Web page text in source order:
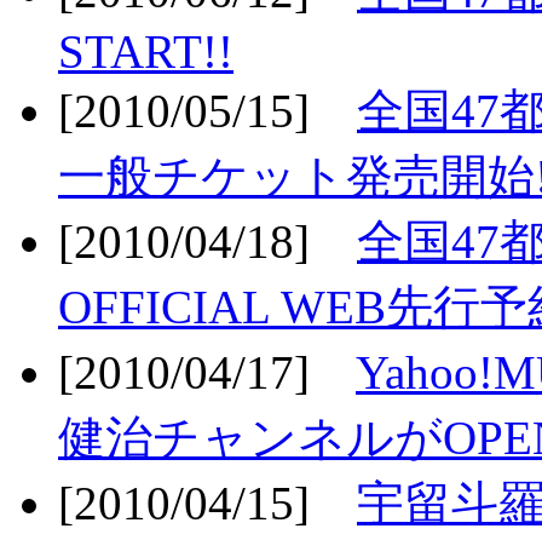
START!!
[2010/05/15] 全国47
一般チケット発売開
[2010/04/18] 全国47
OFFICIAL WEB先行
[2010/04/17]
健治チャンネルが
[2010/04/15] 宇留斗